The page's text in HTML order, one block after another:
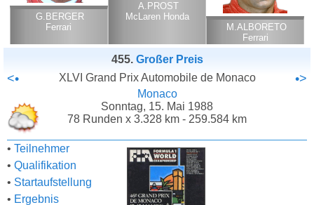
G.BERGER
Ferrari
A.PROST
McLaren Honda
M.ALBORETO
Ferrari
455. Großer Preis
<• XLVI Grand Prix Automobile de Monaco •>
Monaco
Sonntag, 15. Mai 1988
78 Runden x 3.328 km - 259.584 km
• Teilnehmer
• Qualifikation
• Startaufstellung
• Ergebnis